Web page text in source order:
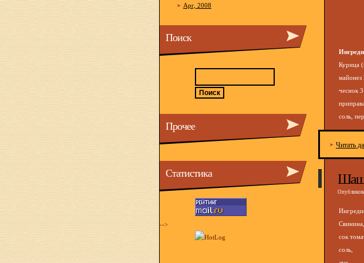
Курица
майонез
чеснок
соль,
Читать
Свинина,
сок
соль,
Apr, 2008
Поиск
Прочее
Статистика
-->